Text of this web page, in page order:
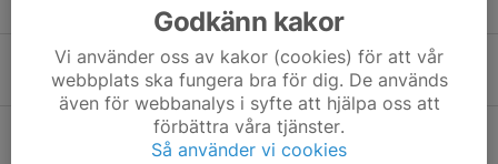
3 apr 2023
Skaffa ditt BK500/BK1000-kort idag!
24 mar 2023 0
Nyhet 2023! Vi lanserar BK1000
13 jan 2023 0
Godkänn kakor
Vi använder oss av kakor (cookies) för att vår
webbplats ska fungera bra för dig. De används
även för webbanalys i syfte att hjälpa oss att
förbättra våra tjänster.
Så använder vi cookies